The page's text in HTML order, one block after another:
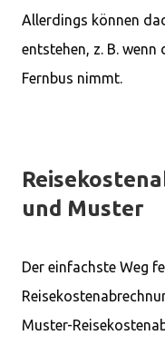
Allerdings können
entstehen, z. B.
Fernbus nimmt.
und Muster
Der einfachste Weg
Muster-